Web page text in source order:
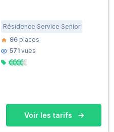
Résidence Service Senior
96 places
571 vues
Voir les tarifs